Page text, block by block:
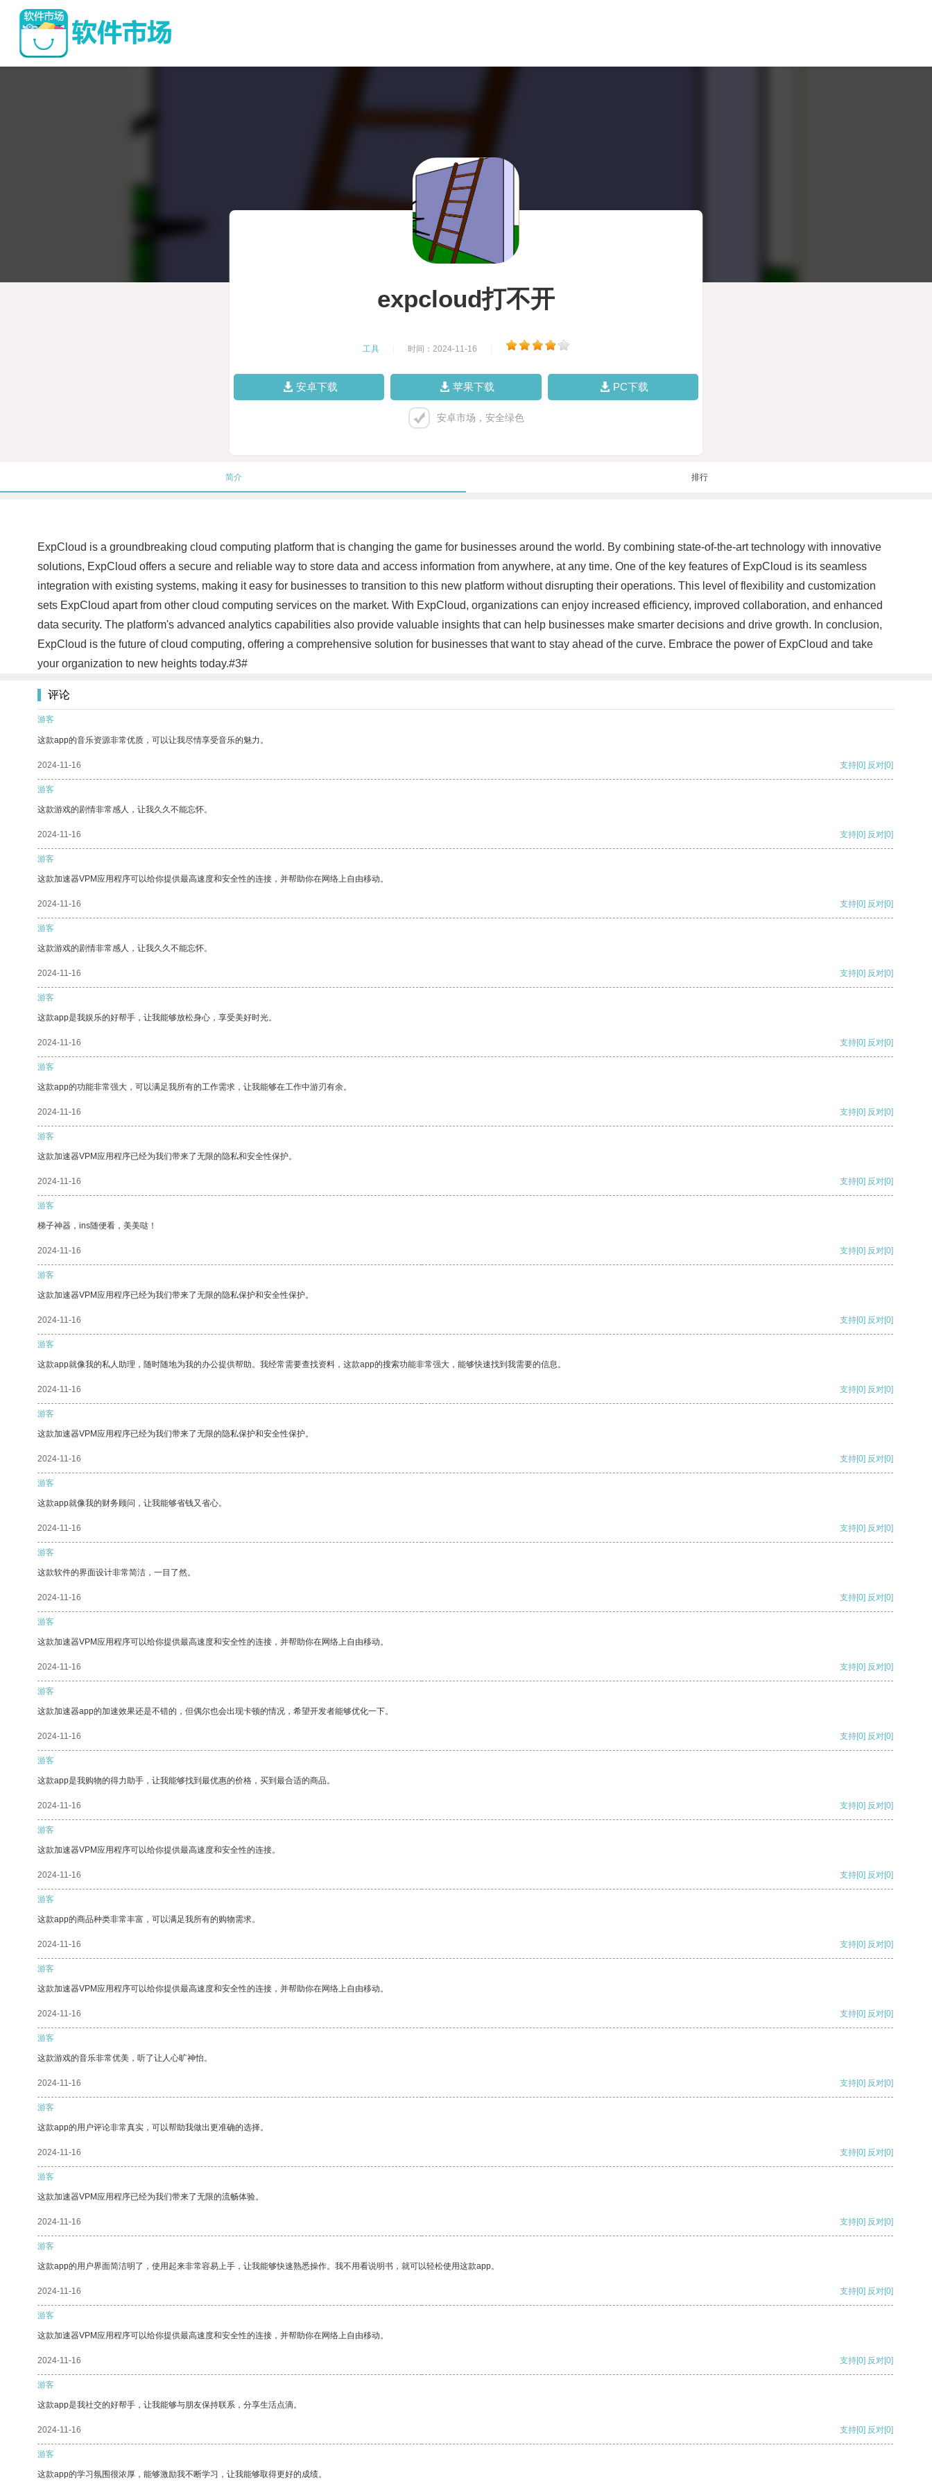
expcloud打不开
工具 时间：2024-11-16
安卓下载 苹果下载 PC下载
安卓市场，安全绿色
简介 排行
ExpCloud is a groundbreaking cloud computing platform that is changing the game for businesses around the world. By combining state-of-the-art technology with innovative
solutions, ExpCloud offers a secure and reliable way to store data and access information from anywhere, at any time. One of the key features of ExpCloud is its seamless
integration with existing systems, making it easy for businesses to transition to this new platform without disrupting their operations. This level of flexibility and customization
sets ExpCloud apart from other cloud computing services on the market. With ExpCloud, organizations can enjoy increased efficiency, improved collaboration, and enhanced
data security. The platform's advanced analytics capabilities also provide valuable insights that can help businesses make smarter decisions and drive growth. In conclusion,
ExpCloud is the future of cloud computing, offering a comprehensive solution for businesses that want to stay ahead of the curve. Embrace the power of ExpCloud and take
your organization to new heights today.#3#
评论
游客
这款app的音乐资源非常优质，可以让我尽情享受音乐的魅力。
2024-11-16 支持[0] 反对[0]
游客
这款游戏的剧情非常感人，让我久久不能忘怀。
2024-11-16 支持[0] 反对[0]
游客
这款加速器VPM应用程序可以给你提供最高速度和安全性的连接，并帮助你在网络上自由移动。
2024-11-16 支持[0] 反对[0]
游客
这款游戏的剧情非常感人，让我久久不能忘怀。
2024-11-16 支持[0] 反对[0]
游客
这款app是我娱乐的好帮手，让我能够放松身心，享受美好时光。
2024-11-16 支持[0] 反对[0]
游客
这款app的功能非常强大，可以满足我所有的工作需求，让我能够在工作中游刃有余。
2024-11-16 支持[0] 反对[0]
游客
这款加速器VPM应用程序已经为我们带来了无限的隐私和安全性保护。
2024-11-16 支持[0] 反对[0]
游客
梯子神器，ins随便看，美美哒！
2024-11-16 支持[0] 反对[0]
游客
这款加速器VPM应用程序已经为我们带来了无限的隐私保护和安全性保护。
2024-11-16 支持[0] 反对[0]
游客
这款app就像我的私人助理，随时随地为我的办公提供帮助。我经常需要查找资料，这款app的搜索功能非常强大，能够快速找到我需要的信息。
2024-11-16 支持[0] 反对[0]
游客
这款加速器VPM应用程序已经为我们带来了无限的隐私保护和安全性保护。
2024-11-16 支持[0] 反对[0]
游客
这款app就像我的财务顾问，让我能够省钱又省心。
2024-11-16 支持[0] 反对[0]
游客
这款软件的界面设计非常简洁，一目了然。
2024-11-16 支持[0] 反对[0]
游客
这款加速器VPM应用程序可以给你提供最高速度和安全性的连接，并帮助你在网络上自由移动。
2024-11-16 支持[0] 反对[0]
游客
这款加速器app的加速效果还是不错的，但偶尔也会出现卡顿的情况，希望开发者能够优化一下。
2024-11-16 支持[0] 反对[0]
游客
这款app是我购物的得力助手，让我能够找到最优惠的价格，买到最合适的商品。
2024-11-16 支持[0] 反对[0]
游客
这款加速器VPM应用程序可以给你提供最高速度和安全性的连接。
2024-11-16 支持[0] 反对[0]
游客
这款app的商品种类非常丰富，可以满足我所有的购物需求。
2024-11-16 支持[0] 反对[0]
游客
这款加速器VPM应用程序可以给你提供最高速度和安全性的连接，并帮助你在网络上自由移动。
2024-11-16 支持[0] 反对[0]
游客
这款游戏的音乐非常优美，听了让人心旷神怡。
2024-11-16 支持[0] 反对[0]
游客
这款app的用户评论非常真实，可以帮助我做出更准确的选择。
2024-11-16 支持[0] 反对[0]
游客
这款加速器VPM应用程序已经为我们带来了无限的流畅体验。
2024-11-16 支持[0] 反对[0]
游客
这款app的用户界面简洁明了，使用起来非常容易上手，让我能够快速熟悉操作。我不用看说明书，就可以轻松使用这款app。
2024-11-16 支持[0] 反对[0]
游客
这款加速器VPM应用程序可以给你提供最高速度和安全性的连接，并帮助你在网络上自由移动。
2024-11-16 支持[0] 反对[0]
游客
这款app是我社交的好帮手，让我能够与朋友保持联系，分享生活点滴。
2024-11-16 支持[0] 反对[0]
游客
这款app的学习氛围很浓厚，能够激励我不断学习，让我能够取得更好的成绩。